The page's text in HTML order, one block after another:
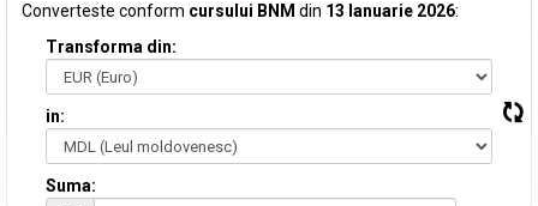
Converteste conform cursului BNM din 13 Ianuarie 2026:
Transforma din:
in:
Suma: